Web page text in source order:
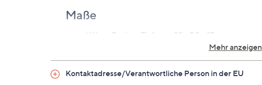
Maße
Höhe x Breite x Tiefe: ca. 32 x 50 x 17 cm
Material
Mehr anzeigen
Kontaktadresse/Verantwortliche Person in der EU